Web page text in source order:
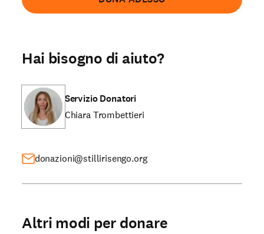
Hai bisogno di aiuto?
Servizio Donatori
Chiara Trombettieri
donazioni@stillirisengo.org
Altri modi per donare